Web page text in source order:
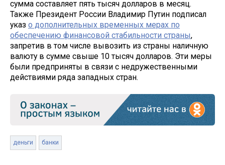
сумма составляет пять тысяч долларов в месяц.
Также Президент России Владимир Путин подписал
указ о дополнительных временных мерах по
обеспечению финансовой стабильности страны,
запретив в том числе вывозить из страны наличную
валюту в сумме свыше 10 тысяч долларов. Эти меры
были предприняты в связи с недружественными
действиями ряда западных стран.
деньги банки